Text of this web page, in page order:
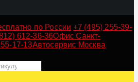
по России +7 (495) 255-39-
612-36-36Офис Санкт-
17-13Автосервис Москва